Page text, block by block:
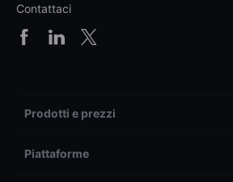
Contattaci
Prodotti e prezzi
Piattaforme